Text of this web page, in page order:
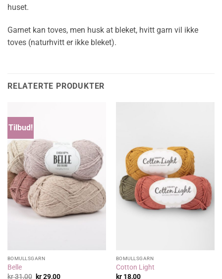
huset.
Garnet kan toves, men husk at bleket, hvitt garn vil ikke
toves (naturhvitt er ikke bleket).
RELATERTE PRODUKTER
Tilbud!
BOMULLSGARN
Belle
kr31,00 Opprinnelig
kr29,00Nåværende
BOMULLSGARN
Cotton Light
kr18,00